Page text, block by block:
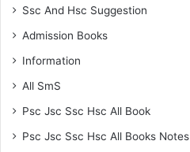
Ssc And Hsc Suggestion
Admission Books
Information
All SmS
Psc Jsc Ssc Hsc All Book
Psc Jsc Ssc Hsc All Books Notes